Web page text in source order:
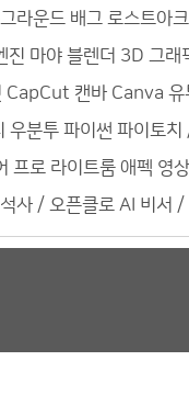
운드 배그 로스트아
마야 블렌더 3D 그래
캔바 Canva 유
분투 파이썬 파이토치
로 라이트룸 애펙 영
/ 오픈클로 AI 비서 /